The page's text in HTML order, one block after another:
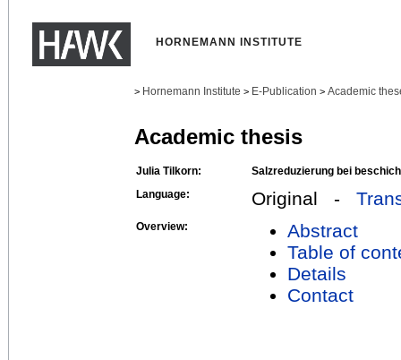
HORNEMANN INSTITUTE
> Hornemann Institute > E-Publication > Academic
Academic thesis
Julia Tilkorn:
Salzreduzierung bei
Language:
Original -
Overview:
Abstract
Table of
Details
Contact